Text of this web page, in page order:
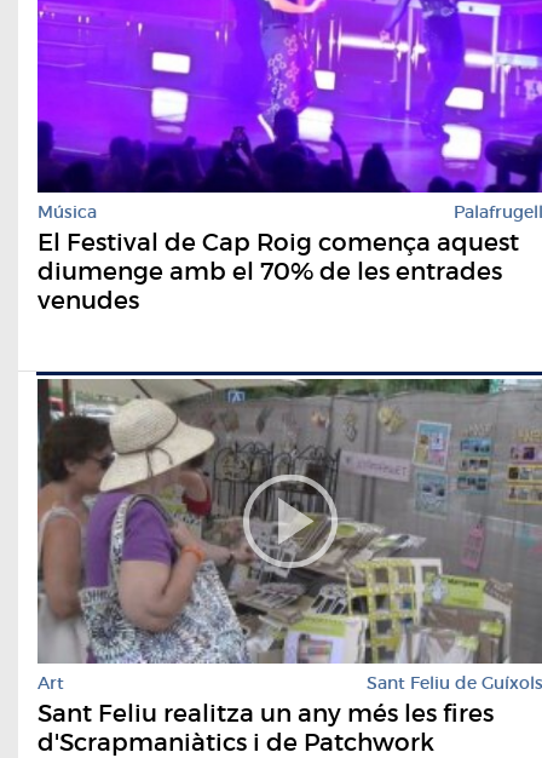
Música Palafrugell
El Festival de Cap Roig comença aquest
diumenge amb el 70% de les entrades
venudes
Art Sant Feliu de Guíxols
Sant Feliu realitza un any més les fires
d'Scrapmaniàtics i de Patchwork